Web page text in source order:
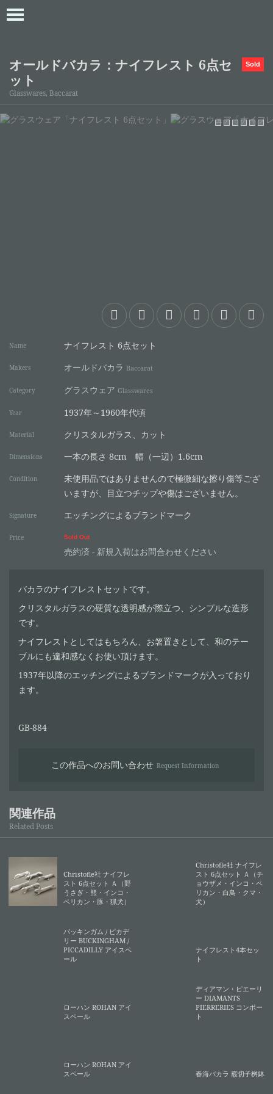
Sold
オールドバカラ：ナイフレスト 6点セ
ット
Glasswares, Baccarat
Name ナイフレスト 6点セット
Makers オールドバカラ Baccarat
Category グラスウェア Glasswares
Year 1937年～1960年代頃
Material クリスタルガラス、カット
Dimensions 一本の長さ 8cm 幅（一辺）1.6cm
Condition
未使用品ではありませんので極微細な擦り傷等ござ
いますが、目立つチップや傷はございません。
Signature エッチングによるブランドマーク
Price Sold Out
売約済 - 新規入荷はお問合わせください
バカラのナイフレストセットです。
クリスタルガラスの硬質な透明感が際立つ、シンプルな造形
です。
ナイフレストとしてはもちろん、お箸置きとして、和のテー
ブルにも違和感なくお使い頂けます。
1937年以降のエッチングによるブランドマークが入っており
ます。
GB-884
この作品へのお問い合わせ Request Information
関連作品
Related Posts
Christofle社 ナイフレ
スト 6点セット Ａ（野
うさぎ・熊・インコ・
ペリカン・豚・猟犬）
Christofle社 ナイフレ
スト 6点セット Ａ（チ
ョウザメ・インコ・ペ
リカン・白鳥・クマ・
犬）
バッキンガム / ピカデ
リー BUCKINGHAM /
PICCADILLY アイスペ
ール
ナイフレスト4本セッ
ト
ローハン ROHAN アイ
スペール
ディアマン・ピエーリ
ー DIAMANTS
PIERRERIES コンポー
ト
ローハン ROHAN アイ
スペール
春海バカラ 霰切子桝鉢